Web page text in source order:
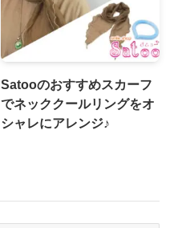
Satooのおすすめスカーフ
でネッククールリングをオ
シャレにアレンジ♪